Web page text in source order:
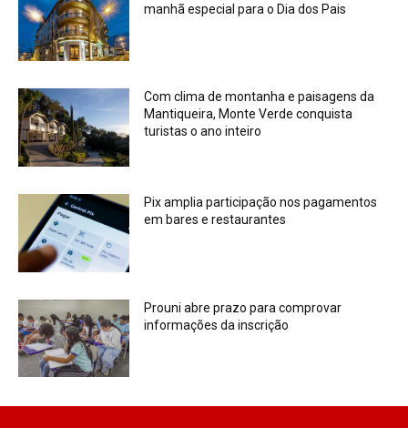
manhã especial para o Dia dos Pais
Com clima de montanha e paisagens da
Mantiqueira, Monte Verde conquista
turistas o ano inteiro
Pix amplia participação nos pagamentos
em bares e restaurantes
Prouni abre prazo para comprovar
informações da inscrição